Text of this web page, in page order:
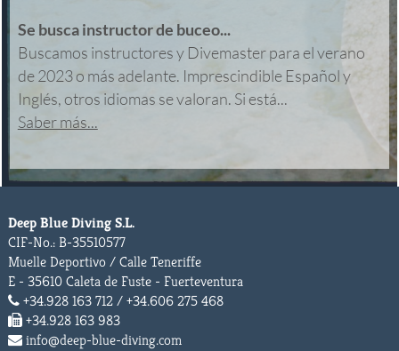
Se busca instructor de buceo...
Buscamos instructores y Divemaster para el verano
de 2023 o más adelante. Imprescindible Español y
Inglés, otros idiomas se valoran. Si está...
Saber más...
Deep Blue Diving S.L.
CIF-No.: B-35510577
Muelle Deportivo / Calle Teneriffe
E - 35610 Caleta de Fuste - Fuerteventura
+34.928 163 712 / +34.606 275 468
+34.928 163 983
info@deep-blue-diving.com